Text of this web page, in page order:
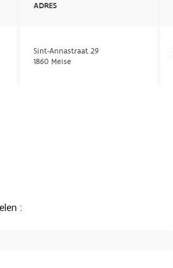
ADRES
Sint-Annastraat 29
1860 Meise
: